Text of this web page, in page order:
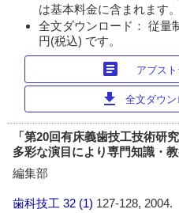
は基本料金に含まれます。
全文ダウンロード： 従量
円(税込) です。
article アブス
download 全文ダウ
「第20回有床義歯技工技術研
多彩な演目により専門知識・
編集部
歯科技工 32 (1) 127-128, 2004.